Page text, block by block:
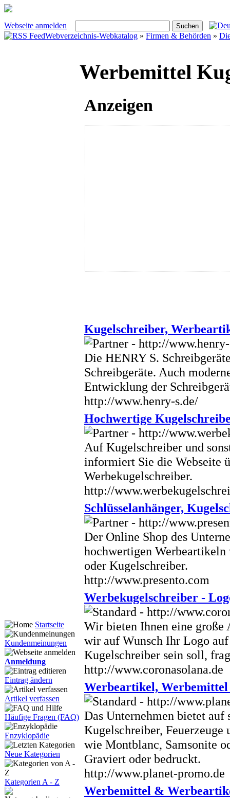
Webseite anmelden
Webverzeichnis-Webkatalog » Firmen & Behörden »
Startseite
Kundenmeinungen
Anmeldung
Eintrag ändern
Artikel verfassen
Häufige Fragen (FAQ)
Enzyklopädie
Neue Kategorien
Kategorien A - Z
Werbemittel
Anzeigen
Kugelschreiber,
Die HENRY S.
Schreibgeräte. Auch
Entwicklung der
http://www.henry-s.de/
Hochwertige
Auf Kugelschreiber und
informiert Sie die Webseite
Werbekugelschreiber.
http://
Schlüsselanhänger,
Der Online Shop des
hochwertigen
oder Kugelschreiber.
http://www.presento.com
Werbekugelschreiber -
Wir bieten Ihnen eine große
wir auf Wunsch Ihr Logo
Kugelschreiber sein soll,
http://www.coronasolana.de
Werbeartikel, Werbemittel
Das Unternehmen bietet
Kugelschreiber, Feuerzeuge
wie Montblanc, Samsonite
Graviert oder bedruckt.
http://www.planet-promo.de
Werbemittel &